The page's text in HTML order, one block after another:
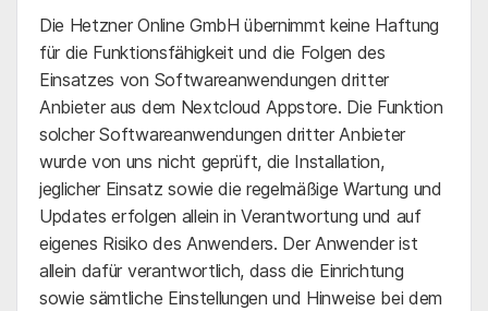
Die Hetzner Online GmbH übernimmt keine Haftung
für die Funktionsfähigkeit und die Folgen des
Einsatzes von Softwareanwendungen dritter
Anbieter aus dem Nextcloud Appstore. Die Funktion
solcher Softwareanwendungen dritter Anbieter
wurde von uns nicht geprüft, die Installation,
jeglicher Einsatz sowie die regelmäßige Wartung und
Updates erfolgen allein in Verantwortung und auf
eigenes Risiko des Anwenders. Der Anwender ist
allein dafür verantwortlich, dass die Einrichtung
sowie sämtliche Einstellungen und Hinweise bei dem